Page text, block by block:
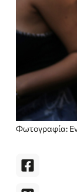
Φωτογραφία: